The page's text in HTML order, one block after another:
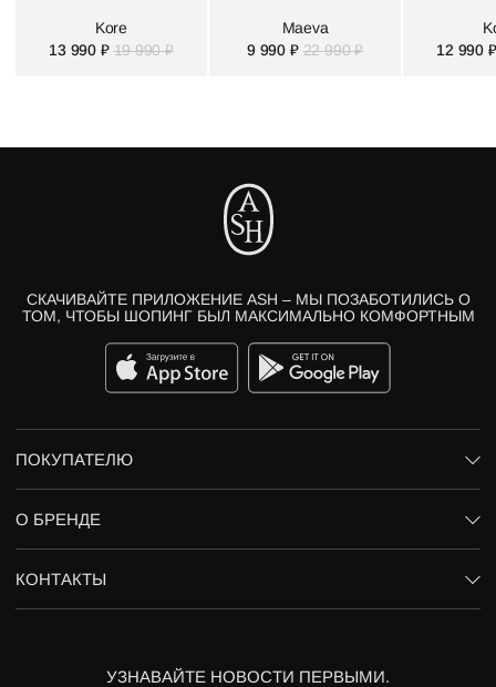
Kore
13 990 ₽ 19 990 ₽
Maeva
9 990 ₽ 22 990 ₽
12 990 ₽
СКАЧИВАЙТЕ ПРИЛОЖЕНИЕ ASH – МЫ ПОЗАБОТИЛИСЬ О
ТОМ, ЧТОБЫ ШОПИНГ БЫЛ МАКСИМАЛЬНО КОМФОРТНЫМ
ПОКУПАТЕЛЮ
О БРЕНДЕ
КОНТАКТЫ
УЗНАВАЙТЕ НОВОСТИ ПЕРВЫМИ.